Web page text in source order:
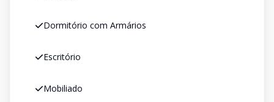
Dormitório com Armários
Escritório
Mobiliado